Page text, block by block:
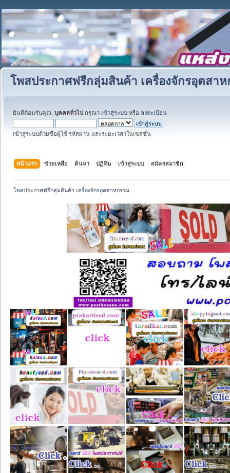
โพสประกาศฟรีกลุ่มสินค้า เครื่องจักรอุตสาห
ยินดีต้อนรับคุณ, บุคคลทั่วไป กรุณา เข้าสู่ระบบ หรือ ลงทะเบียน
เข้าสู่ระบบด้วยชื่อผู้ใช้ รหัสผ่าน และระยะเวลาในเซสชั่น
หน้าแรก ช่วยเหลือ ค้นหา ปฏิทิน เข้าสู่ระบบ สมัครสมาชิก
โพสประกาศฟรีกลุ่มสินค้า เครื่องจักรอุตสาหกรรม